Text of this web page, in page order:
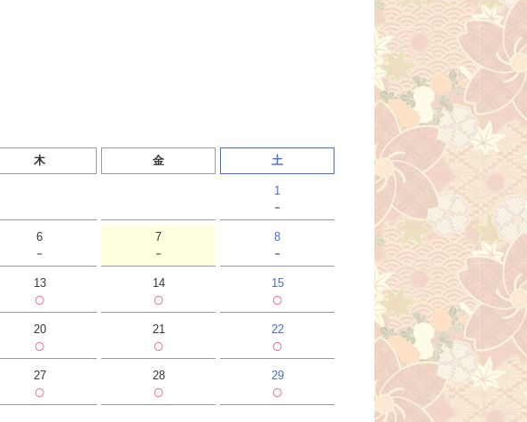
木 金 土
1
-
6
-
7
-
8
-
13
○
14
○
15
○
20
○
21
○
22
○
27
○
28
○
29
○